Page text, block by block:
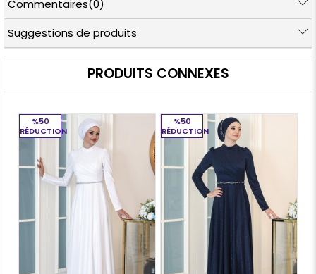
Commentaires(0)
Suggestions de produits
PRODUITS CONNEXES
%50
RÉDUCTION
%50
RÉDUCTION